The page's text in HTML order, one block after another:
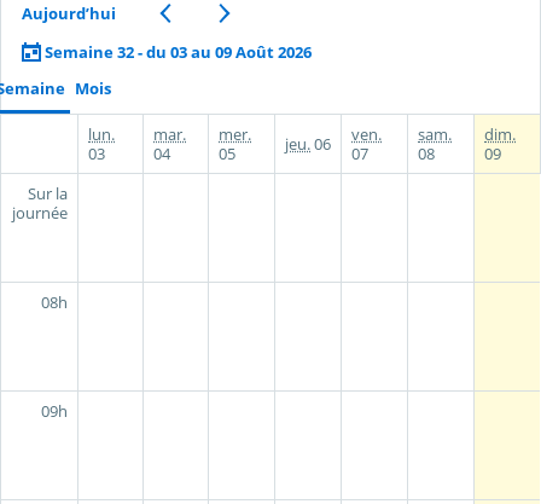
Aujourd’hui
Semaine 32 - du 03 au 09 Août 2026
Mois
lun.
03
mar.
04
mer.
05
jeu.06
ven.
07
sam.
08
dim.
09
Sur la
journée
08h
09h